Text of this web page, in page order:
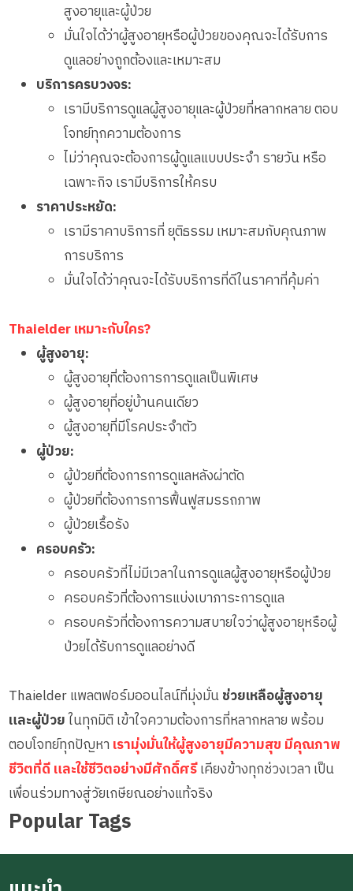
สูงอายุและผู้ป่วย
มั่นใจได้ว่าผู้สูงอายุหรือผู้ป่วยของคุณจะได้รับการ
ดูแลอย่างถูกต้องและเหมาะสม
บริการครบวงจร:
เรามีบริการดูแลผู้สูงอายุและผู้ป่วยที่หลากหลาย ตอบ
โจทย์ทุกความต้องการ
ไม่ว่าคุณจะต้องการผู้ดูแลแบบประจำ รายวัน หรือ
เฉพาะกิจ เรามีบริการให้ครบ
ราคาประหยัด:
เรามีราคาบริการที่ ยุติธรรม เหมาะสมกับคุณภาพ
การบริการ
มั่นใจได้ว่าคุณจะได้รับบริการที่ดีในราคาที่คุ้มค่า
Thaielder เหมาะกับใคร?
ผู้สูงอายุ:
ผู้สูงอายุที่ต้องการการดูแลเป็นพิเศษ
ผู้สูงอายุที่อยู่บ้านคนเดียว
ผู้สูงอายุที่มีโรคประจำตัว
ผู้ป่วย:
ผู้ป่วยที่ต้องการการดูแลหลังผ่าตัด
ผู้ป่วยที่ต้องการการฟื้นฟูสมรรถภาพ
ผู้ป่วยเรื้อรัง
ครอบครัว:
ครอบครัวที่ไม่มีเวลาในการดูแลผู้สูงอายุหรือผู้ป่วย
ครอบครัวที่ต้องการแบ่งเบาภาระการดูแล
ครอบครัวที่ต้องการความสบายใจว่าผู้สูงอายุหรือผู้
ป่วยได้รับการดูแลอย่างดี
Thaielder แพลตฟอร์มออนไลน์ที่มุ่งมั่นช่วยเหลือผู้สูงอายุ
และผู้ป่วยในทุกมิติ เข้าใจความต้องการที่หลากหลาย พร้อม
ตอบโจทย์ทุกปัญหา เรามุ่งมั่นให้ผู้สูงอายุมีความสุข มีคุณภาพ
ชีวิตที่ดี และใช้ชีวิตอย่างมีศักดิ์ศรีเคียงข้างทุกช่วงเวลา เป็น
เพื่อนร่วมทางสู่วัยเกษียณอย่างแท้จริง
Popular Tags